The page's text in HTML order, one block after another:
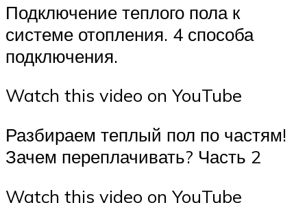
Подключение теплого пола к
системе отопления. 4 способа
подключения.
Watch this video on YouTube
Разбираем теплый пол по частям!
Зачем переплачивать? Часть 2
Watch this video on YouTube